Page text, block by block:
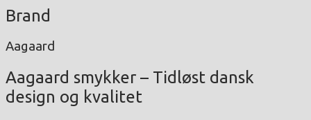
Brand
Aagaard
Aagaard smykker – Tidløst dansk
design og kvalitet